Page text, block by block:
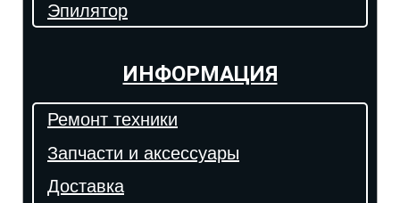
Эпилятор
ИНФОРМАЦИЯ
Ремонт техники
Запчасти и аксессуары
Доставка